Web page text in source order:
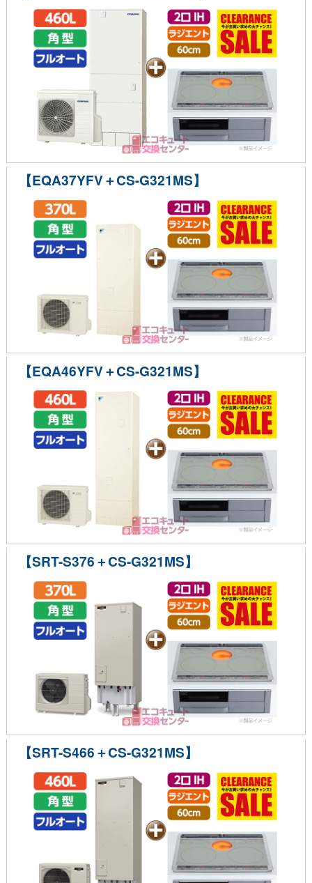
【EQA37YFV＋CS-G321MS】
【EQA46YFV＋CS-G321MS】
【SRT-S376＋CS-G321MS】
【SRT-S466＋CS-G321MS】